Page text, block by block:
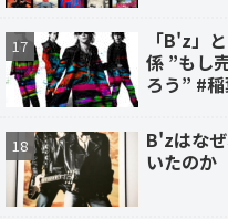
「B'z」
係 ”もし
ろう” #
B'zはな
いたのか